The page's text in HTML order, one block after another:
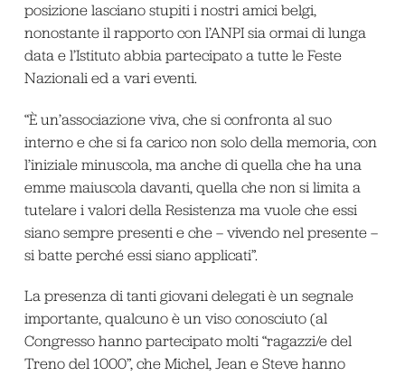
posizione lasciano stupiti i nostri amici belgi,
nonostante il rapporto con l’ANPI sia ormai di lunga
data e l’Istituto abbia partecipato a tutte le Feste
Nazionali ed a vari eventi.
“È un’associazione viva, che si confronta al suo
interno e che si fa carico non solo della memoria, con
l’iniziale minuscola, ma anche di quella che ha una
emme maiuscola davanti, quella che non si limita a
tutelare i valori della Resistenza ma vuole che essi
siano sempre presenti e che – vivendo nel presente –
si batte perché essi siano applicati”.
La presenza di tanti giovani delegati è un segnale
importante, qualcuno è un viso conosciuto (al
Congresso hanno partecipato molti “ragazzi/e del
Treno del 1000”, che Michel, Jean e Steve hanno